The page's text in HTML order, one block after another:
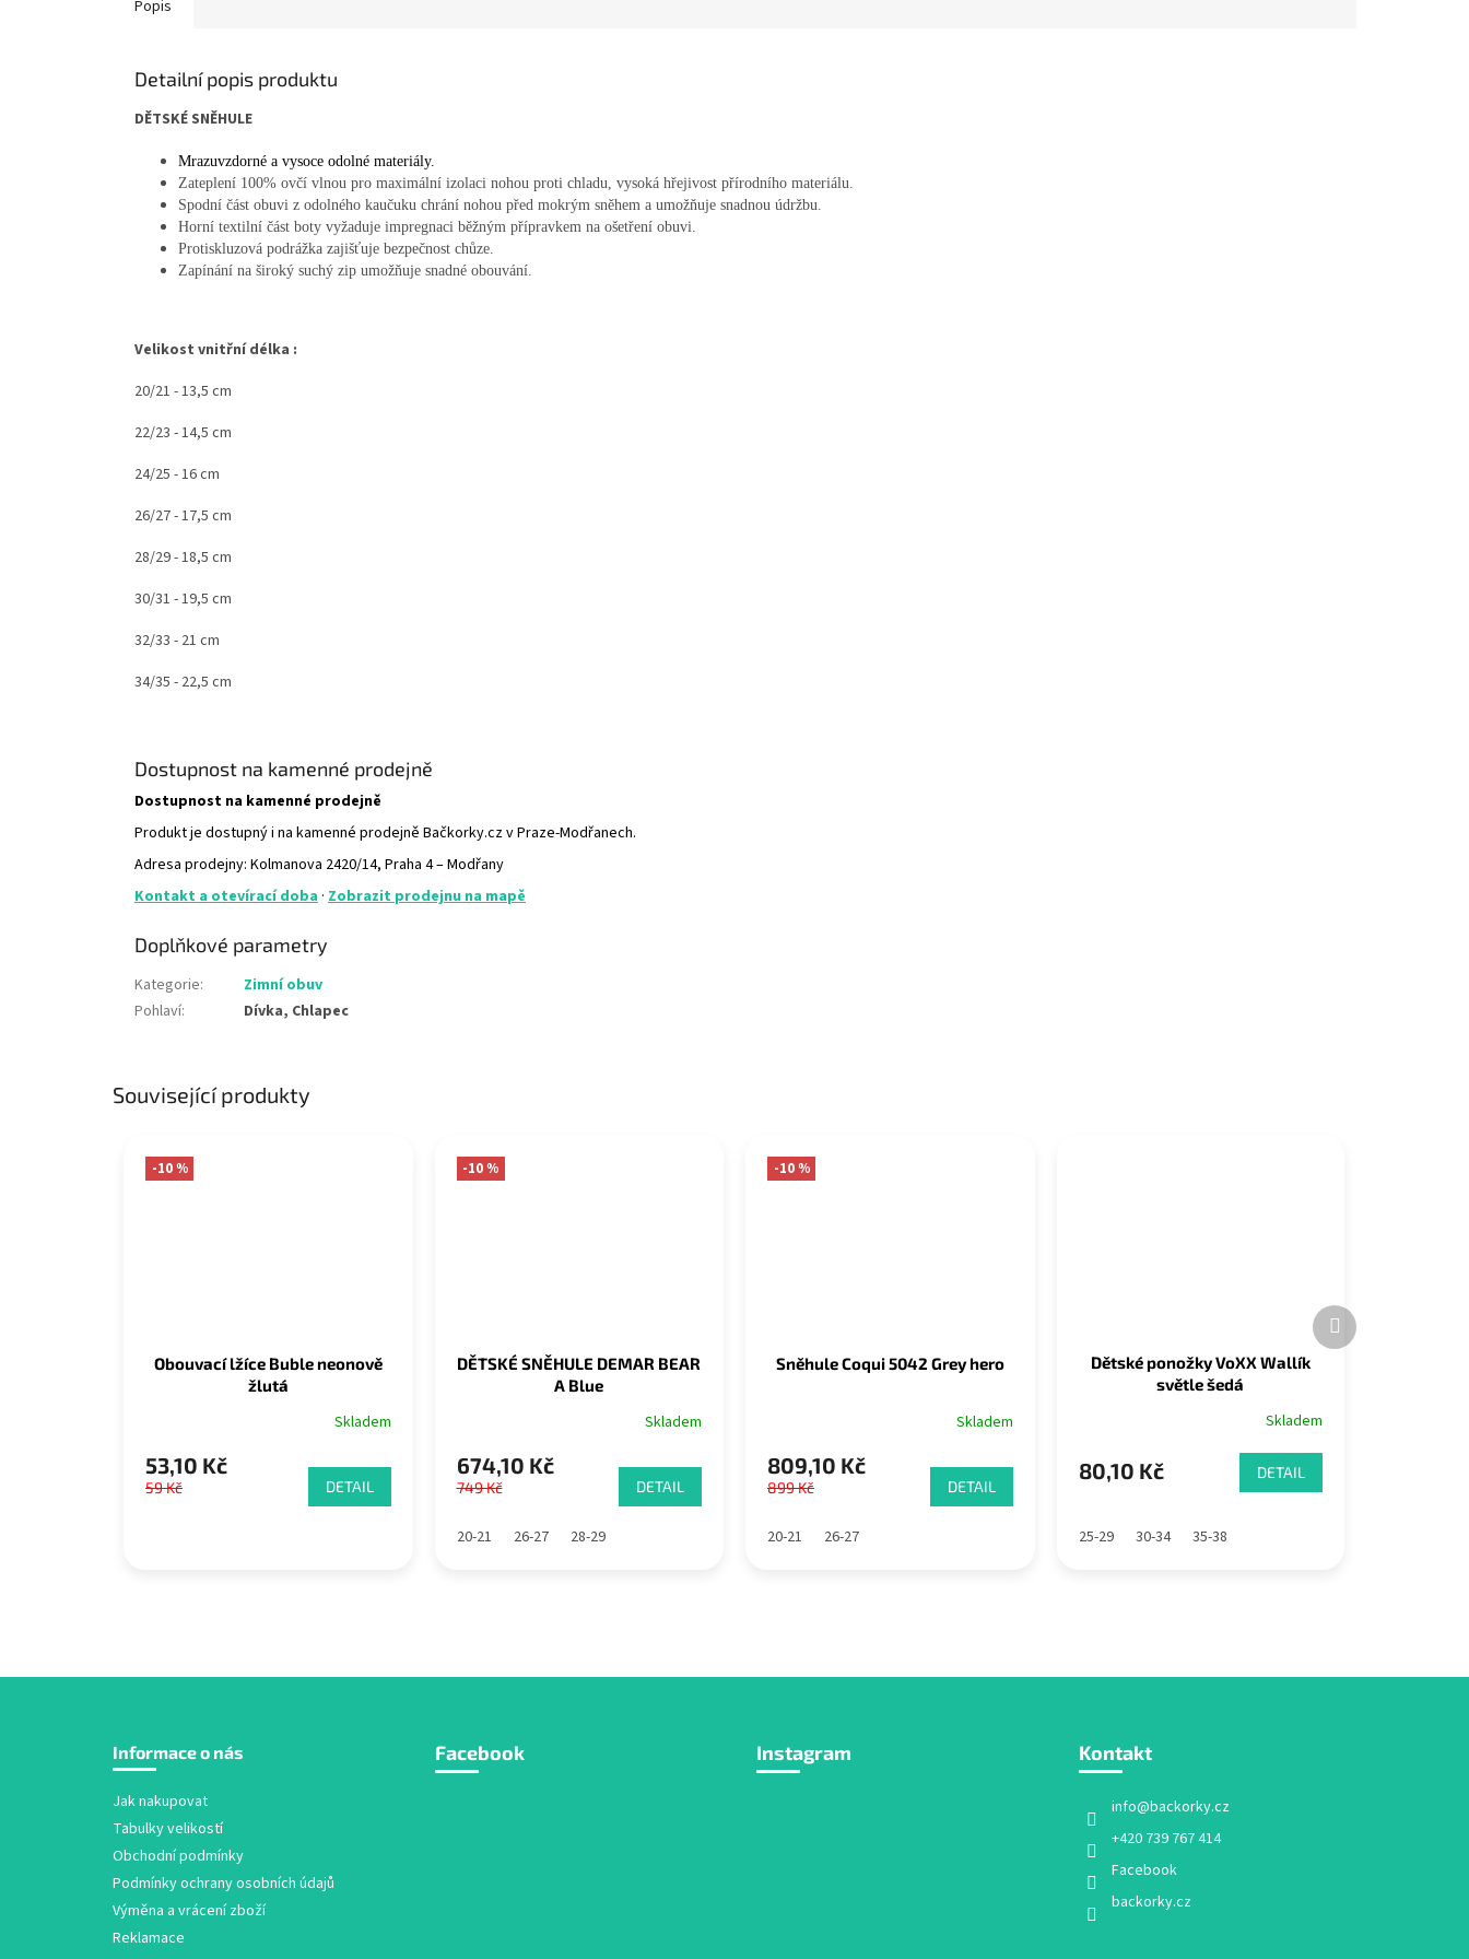
Související produkty
-10 %
Obouvací lžíce Buble neonově
žlutá
Skladem
53,10 Kč
59 Kč DETAIL
-10 %
DĚTSKÉ SNĚHULE DEMAR BEAR
A Blue
Skladem
674,10 Kč
749 Kč DETAIL
20-21 26-27 28-29
-10 %
Sněhule Coqui 5042 Grey hero
Skladem
809,10 Kč
899 Kč DETAIL
20-21 26-27
Dětské ponožky VoXX Wallík
světle šedá
Skladem
80,10 Kč DETAIL
25-29 30-34 35-38
Další
produkt
Popis
Detailní popis produktu
DĚTSKÉ SNĚHULE
Mrazuvzdorné a vysoce odolné materiály.
Zateplení 100% ovčí vlnou pro maximální izolaci nohou proti chladu, vysoká hřejivost přírodního materiálu.
Spodní část obuvi z odolného kaučuku chrání nohou před mokrým sněhem a umožňuje snadnou údržbu.
Horní textilní část boty vyžaduje impregnaci běžným přípravkem na ošetření obuvi.
Protiskluzová podrážka zajišťuje bezpečnost chůze.
Zapínání na široký suchý zip umožňuje snadné obouvání.
Velikost vnitřní délka :
20/21 - 13,5 cm
22/23 - 14,5 cm
24/25 - 16 cm
26/27 - 17,5 cm
28/29 - 18,5 cm
30/31 - 19,5 cm
32/33 - 21 cm
34/35 - 22,5 cm
Dostupnost na kamenné prodejně
Dostupnost na kamenné prodejně
Produkt je dostupný i na kamenné prodejně Bačkorky.cz v Praze-Modřanech.
Adresa prodejny: Kolmanova 2420/14, Praha 4 – Modřany
Kontakt a otevírací doba · Zobrazit prodejnu na mapě
Doplňkové parametry
Kategorie:
Zimní obuv
Pohlaví: Dívka, Chlapec
Informace o nás
Jak nakupovat
Tabulky velikostí
Obchodní podmínky
Podmínky ochrany osobních údajů
Výměna a vrácení zboží
Reklamace
Facebook Instagram Kontakt
info@backorky.cz
+420 739 767 414
Facebook
backorky.cz